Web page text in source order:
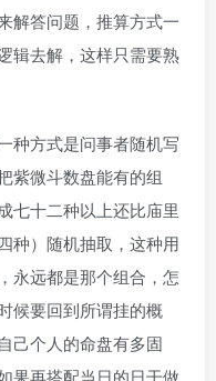
解答问题，推算方式一
辑去解，这样只需要熟
种方式是问事者随机写
紫微斗数盘能有的组
七十二种以上还比庙里
种）随机抽取，这种用
永远都是那个组合，怎
候要回到所谓挂的概
己个人的命盘有多固
果再搭配当日的日干做